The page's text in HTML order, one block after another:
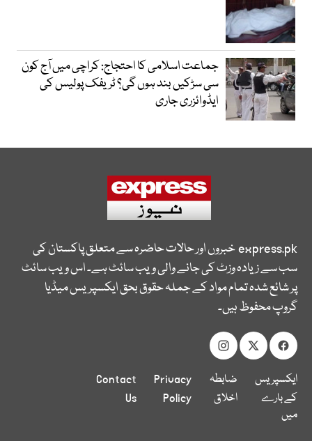
جماعت اسلامی کا احتجاج: کراچی میں آج کون
سی سڑکیں بند ہوں گی؟ ٹریفک پولیس کی
ایڈوائزری جاری
express.pkخبروں اور حالات حاضرہ سے متعلق پاکستان کی
سب سے زیادہ وزٹ کی جانے والی ویب سائٹ ہے۔ اس ویب سائٹ
پر شائع شدہ تمام مواد کے جملہ حقوق بحق ایکسپریس میڈیا
گروپ محفوظ ہیں۔
ایکسپریس
کے بارے
میں
ضابطہ
اخلاق
Privacy
Policy
Contact
Us